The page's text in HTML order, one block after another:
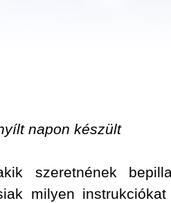
napon készült
szeretnének
milyen